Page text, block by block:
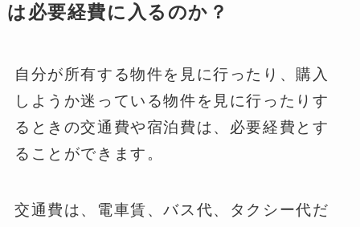
は必要経費に入るのか？
自分が所有する物件を見に行ったり、購入
しようか迷っている物件を見に行ったりす
るときの交通費や宿泊費は、必要経費とす
ることができます。
交通費は、電車賃、バス代、タクシー代だ